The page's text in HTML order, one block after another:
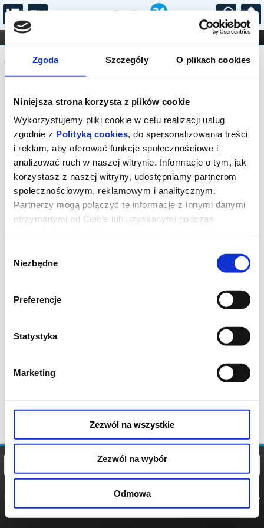
Zgoda Szczegóły O plikach cookies
Niniejsza strona korzysta z plików cookie
Wykorzystujemy pliki cookie w celu realizacji usług
zgodnie z Polityką cookies, do spersonalizowania treści
i reklam, aby oferować funkcje społecznościowe i
analizować ruch w naszej witrynie. Informacje o tym, jak
korzystasz z naszej witryny, udostępniamy partnerom
społecznościowym, reklamowym i analitycznym.
Partnerzy mogą połączyć te informacje z innymi danymi
otrzymanymi od Ciebie lub uzyskanymi podczas
zgody
Niezbędne
Preferencje
Statystyka
Marketing
Zezwól na wszystkie
Zezwól na wybór
Odmowa
...
FILHARMONIA OPERA I BALET
STAND-UP
DLA DZIECI
Komunikat
Sprzedaż biletów on-line na wydarzenie
została zakończona.
POLITYKA
POLITYKA